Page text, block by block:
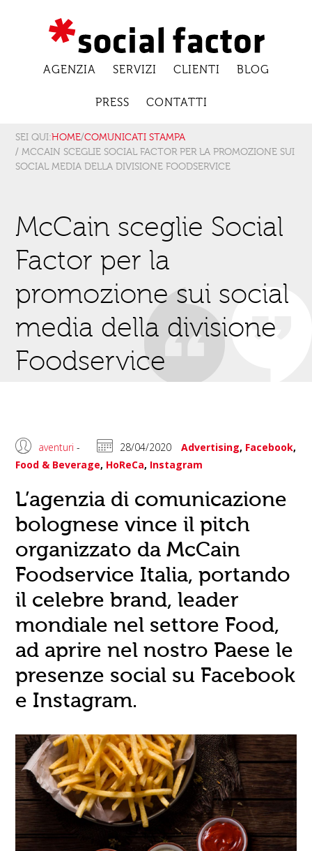
AGENZIA SERVIZI CLIENTI BLOG
PRESS CONTATTI
SEI QUI:HOME/COMUNICATI STAMPA
/ MCCAIN SCEGLIE SOCIAL FACTOR PER LA PROMOZIONE SUI
SOCIAL MEDIA DELLA DIVISIONE FOODSERVICE
McCain sceglie Social
Factor per la
promozione sui social
media della divisione
Foodservice
aventuri - 28/04/2020 Advertising, Facebook,
Food & Beverage, HoReCa, Instagram
L’agenzia di comunicazione
bolognese vince il pitch
organizzato da McCain
Foodservice Italia, portando
il celebre brand, leader
mondiale nel settore Food,
ad aprire nel nostro Paese le
presenze social su Facebook
e Instagram.